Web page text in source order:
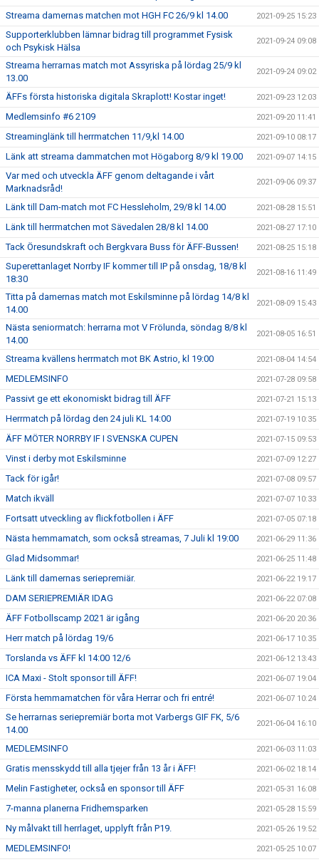
Streama damernas matchen mot HGH FC 26/9 kl 14.00 2021-09-25 15:23
Supporterklubben lämnar bidrag till programmet Fysisk
och Psykisk Hälsa
2021-09-24 09:08
Streama herrarnas match mot Assyriska på lördag 25/9 kl
13.00
2021-09-24 09:02
ÄFFs första historiska digitala Skraplott! Kostar inget! 2021-09-23 12:03
Medlemsinfo #6 2109 2021-09-20 11:41
Streaminglänk till herrmatchen 11/9,kl 14.00 2021-09-10 08:17
Länk att streama dammatchen mot Högaborg 8/9 kl 19.00 2021-09-07 14:15
Var med och utveckla ÄFF genom deltagande i vårt
Marknadsråd!
2021-09-06 09:37
Länk till Dam-match mot FC Hessleholm, 29/8 kl 14.00 2021-08-28 15:51
Länk till herrmatchen mot Sävedalen 28/8 kl 14.00 2021-08-27 17:10
Tack Öresundskraft och Bergkvara Buss för ÄFF-Bussen! 2021-08-25 15:18
Superettanlaget Norrby IF kommer till IP på onsdag, 18/8 kl
18:30
2021-08-16 11:49
Titta på damernas match mot Eskilsminne på lördag 14/8 kl
14.00
2021-08-09 15:43
Nästa seniormatch: herrarna mot V Frölunda, söndag 8/8 kl
14.00
2021-08-05 16:51
Streama kvällens herrmatch mot BK Astrio, kl 19:00 2021-08-04 14:54
MEDLEMSINFO 2021-07-28 09:58
Passivt ge ett ekonomiskt bidrag till ÄFF 2021-07-21 15:13
Herrmatch på lördag den 24 juli KL 14:00 2021-07-19 10:35
ÄFF MÖTER NORRBY IF I SVENSKA CUPEN 2021-07-15 09:53
Vinst i derby mot Eskilsminne 2021-07-09 12:27
Tack för igår! 2021-07-08 09:57
Match ikväll 2021-07-07 10:33
Fortsatt utveckling av flickfotbollen i ÄFF 2021-07-05 07:18
Nästa hemmamatch, som också streamas, 7 Juli kl 19:00 2021-06-29 11:36
Glad Midsommar! 2021-06-25 11:48
Länk till damernas seriepremiär. 2021-06-22 19:17
DAM SERIEPREMIÄR IDAG 2021-06-22 07:08
ÄFF Fotbollscamp 2021 är igång 2021-06-20 20:36
Herr match på lördag 19/6 2021-06-17 10:35
Torslanda vs ÄFF kl 14:00 12/6 2021-06-12 13:43
ICA Maxi - Stolt sponsor till ÄFF! 2021-06-07 19:04
Första hemmamatchen för våra Herrar och fri entré! 2021-06-07 10:24
Se herrarnas seriepremiär borta mot Varbergs GIF FK, 5/6
14.00
2021-06-04 16:10
MEDLEMSINFO 2021-06-03 11:03
Gratis mensskydd till alla tjejer från 13 år i ÄFF! 2021-06-02 18:14
Melin Fastigheter, också en sponsor till ÄFF 2021-05-31 16:08
7-manna planerna Fridhemsparken 2021-05-28 15:59
Ny målvakt till herrlaget, upplyft från P19. 2021-05-26 19:52
MEDLEMSINFO! 2021-05-25 10:07